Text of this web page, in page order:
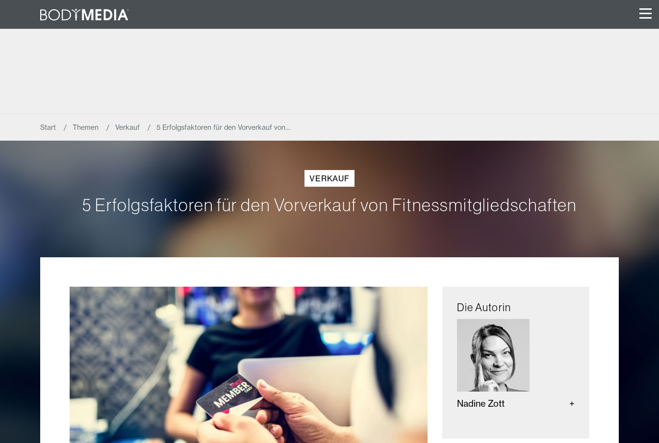
Start Themen Verkauf 5 Erfolgsfaktoren für den Vorverkauf von…
VERKAUF
5 Erfolgsfaktoren für den Vorverkauf von Fitnessmitgliedschaften
Die Autorin
Nadine Zott